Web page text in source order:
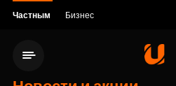
Частным Бизнес